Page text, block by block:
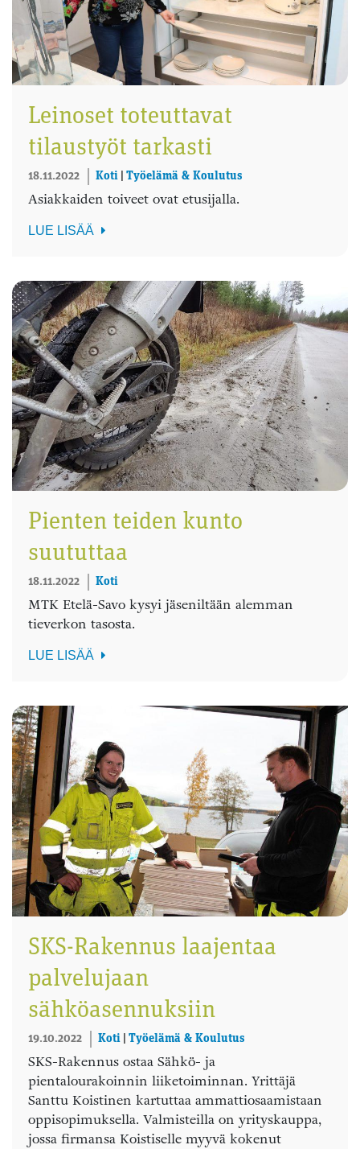
Leinoset toteuttavat
tilaustyöt tarkasti
18.11.2022 Koti Työelämä & Koulutus
Asiakkaiden toiveet ovat etusijalla.
LUE LISÄÄ
Pienten teiden kunto
suututtaa
18.11.2022 Koti
MTK Etelä-Savo kysyi jäseniltään alemman
tieverkon tasosta.
LUE LISÄÄ
SKS-Rakennus laajentaa
palvelujaan
sähköasennuksiin
19.10.2022 Koti Työelämä & Koulutus
SKS-Rakennus ostaa Sähkö- ja
pientalourakoinnin liiketoiminnan. Yrittäjä
Santtu Koistinen kartuttaa ammattiosaamistaan
oppisopimuksella. Valmisteilla on yrityskauppa,
jossa firmansa Koistiselle myyvä kokenut